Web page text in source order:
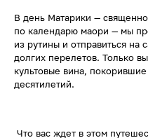
В день Матарики —
по календарю маори — мы
из рутины и отправиться на
долгих перелетов. Только
культовые вина,
десятилетий.
Что вас ждет в этом